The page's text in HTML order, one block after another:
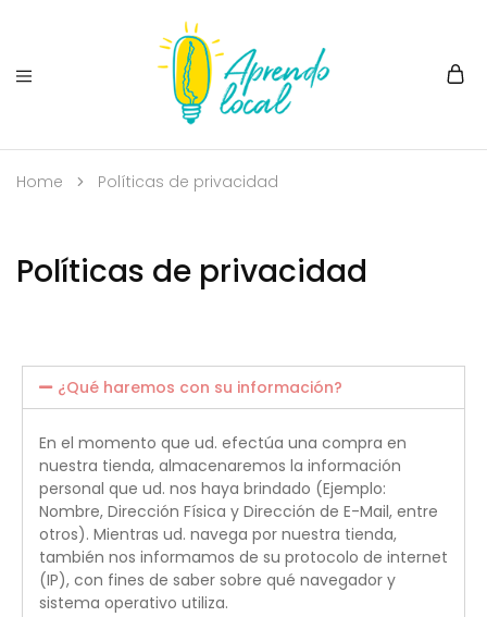
Home Políticas de privacidad
Políticas de privacidad
¿Qué haremos con su información?
En el momento que ud. efectúa una compra en
nuestra tienda, almacenaremos la información
personal que ud. nos haya brindado (Ejemplo:
Nombre, Dirección Física y Dirección de E-Mail, entre
otros). Mientras ud. navega por nuestra tienda,
también nos informamos de su protocolo de internet
(IP), con fines de saber sobre qué navegador y
sistema operativo utiliza.